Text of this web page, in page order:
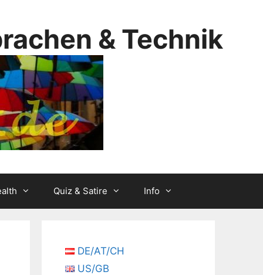
& Technik
Quiz & Satire Info
DE/AT/CH
US/GB